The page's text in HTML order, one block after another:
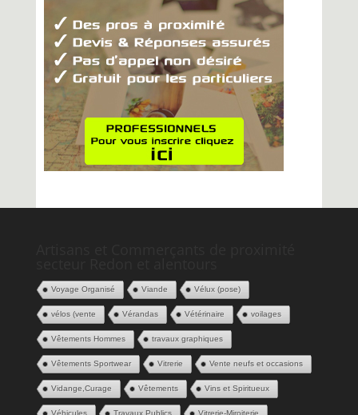
Voyage Organisé Viande Vélux (pose)
vélos (vente Vérandas Vétérinaire voilages
Vêtements Hommes travaux graphiques
Vêtements Sportwear Vitrerie Vente neufs et occasions
Vidange,Curage Vêtements Vins et Spiritueux
Véhicules Travaux Publics Vitrerie-Miroiterie